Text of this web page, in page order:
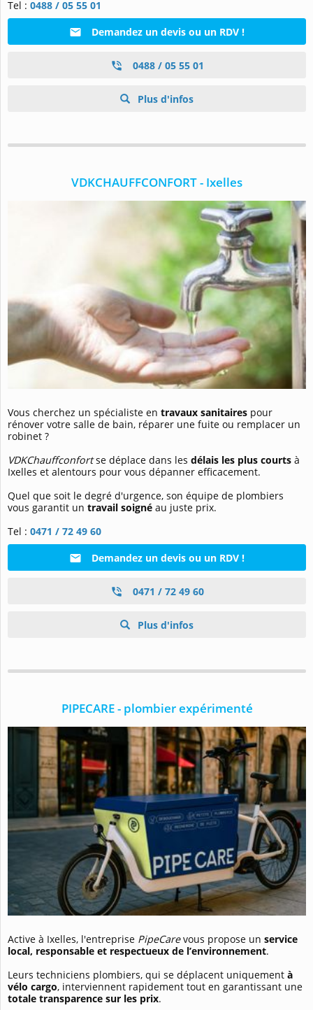
Tel : 0488 / 05 55 01
Demandez un devis ou un RDV !
0488 / 05 55 01
Plus d'infos
VDKCHAUFFCONFORT - Ixelles
Vous cherchez un spécialiste en travaux sanitaires pour
rénover votre salle de bain, réparer une fuite ou remplacer un
robinet ?
VDKChauffconfortse déplace dans les délais les plus courts à
Ixelles et alentours pour vous dépanner efficacement.
Quel que soit le degré d'urgence, son équipe de plombiers
vous garantit un travail soigné au juste prix.
Tel : 0471 / 72 49 60
Demandez un devis ou un RDV !
0471 / 72 49 60
Plus d'infos
PIPECARE - plombier expérimenté
Active à Ixelles, l'entreprise PipeCarevous propose un service
local, responsable et respectueux de l’environnement.
Leurs techniciens plombiers, qui se déplacent uniquement à
vélo cargo, interviennent rapidement tout en garantissant une
totale transparence sur les prix.